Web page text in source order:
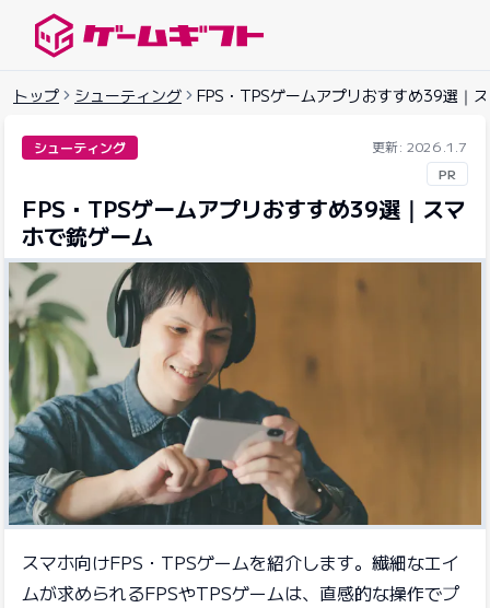
トップ シューティング FPS・TPSゲームアプリおすすめ39選｜
シューティング
更新: 2026.1.7
PR
FPS・TPSゲームアプリおすすめ39選｜スマ
ホで銃ゲーム
スマホ向けFPS・TPSゲームを紹介します。繊細なエイ
ムが求められるFPSやTPSゲームは、直感的な操作でプ